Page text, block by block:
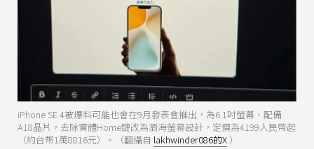
iPhone SE 4被爆料可能也會在9月發表會推出，為6.1吋螢幕、配備
A18晶片，去除實體Home鍵改為瀏海螢幕設計，定價為4199人民幣起
（約台幣1萬8816元）。（翻攝自 lakhwinder086的X ）